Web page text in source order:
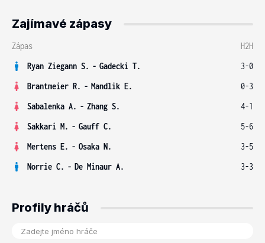
Zajímavé zápasy
Zápas
H2H
Ryan Ziegann S. - Gadecki T.
3-0
Brantmeier R. - Mandlik E.
0-3
Sabalenka A. - Zhang S.
4-1
Sakkari M. - Gauff C.
5-6
Mertens E. - Osaka N.
3-5
Norrie C. - De Minaur A. 3-3
Profily hráčů